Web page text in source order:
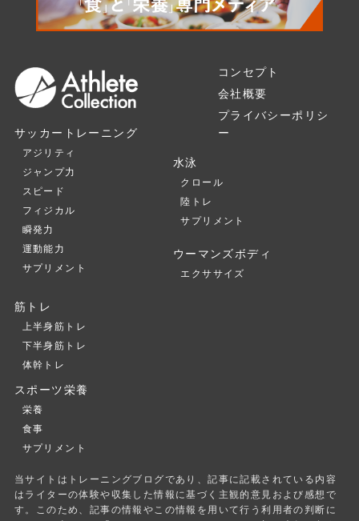
コンセプト
会社概要
プライバシーポリシ
ー
サッカートレーニング
アジリティ
ジャンプ力
スピード
フィジカル
瞬発力
運動能力
サプリメント
水泳
クロール
陸トレ
サプリメント
ウーマンズボディ
エクササイズ
筋トレ
上半身筋トレ
下半身筋トレ
体幹トレ
スポーツ栄養
栄養
食事
サプリメント
当サイトはトレーニングブログであり、記事に記載されている内容
はライターの体験や収集した情報に基づく主観的意見および感想で
す。このため、記事の情報やこの情報を用いて行う利用者の判断に